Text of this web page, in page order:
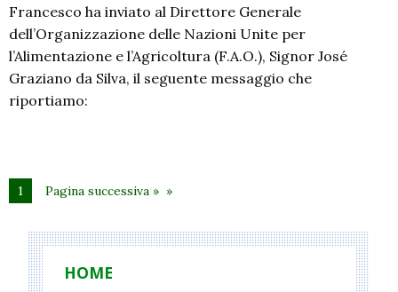
Francesco ha inviato al Direttore Generale
dell’Organizzazione delle Nazioni Unite per
l’Alimentazione e l’Agricoltura (F.A.O.), Signor José
Graziano da Silva, il seguente messaggio che
riportiamo:
1 Pagina successiva »
HOME